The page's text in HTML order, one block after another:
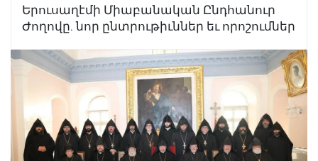
Երուսաղէմի Միաբանական Ընդհանուր
Ժողովը. նոր ընտրութիւններ եւ որոշումներ